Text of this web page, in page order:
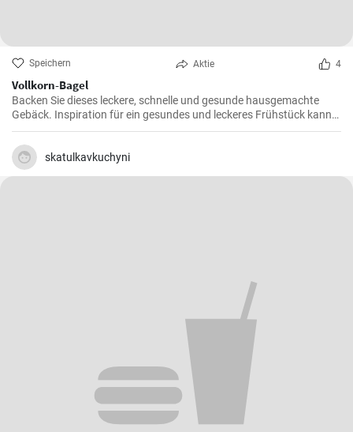
Speichern Aktie 4
Vollkorn-Bagel
Backen Sie dieses leckere, schnelle und gesunde hausgemachte
Gebäck. Inspiration für ein gesundes und leckeres Frühstück kann
man nie genug haben.
skatulkavkuchyni